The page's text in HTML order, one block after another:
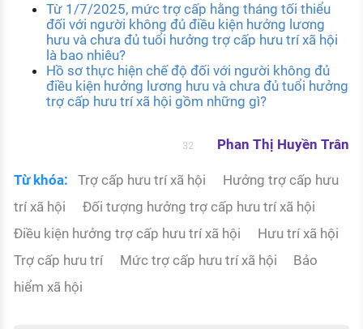
Từ 1/7/2025, mức trợ cấp hằng tháng tối thiểu
đối với người không đủ điều kiện hưởng lương
hưu và chưa đủ tuổi hưởng trợ cấp hưu trí xã hội
là bao nhiêu?
Hồ sơ thực hiện chế độ đối với người không đủ
điều kiện hưởng lương hưu và chưa đủ tuổi hưởng
trợ cấp hưu trí xã hội gồm những gì?
32 Phan Thị Huyền Trân
Từ khóa: Trợ cấp hưu trí xã hội
Hưởng trợ cấp hưu
trí xã hội
Đối tượng hưởng trợ cấp hưu trí xã hội
Điều kiện hưởng trợ cấp hưu trí xã hội
Hưu trí xã hội
Trợ cấp hưu trí
Mức trợ cấp hưu trí xã hội
Bảo
hiểm xã hội